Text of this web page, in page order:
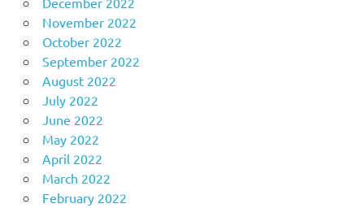
November 2022
October 2022
September 2022
August 2022
July 2022
June 2022
May 2022
April 2022
March 2022
February 2022